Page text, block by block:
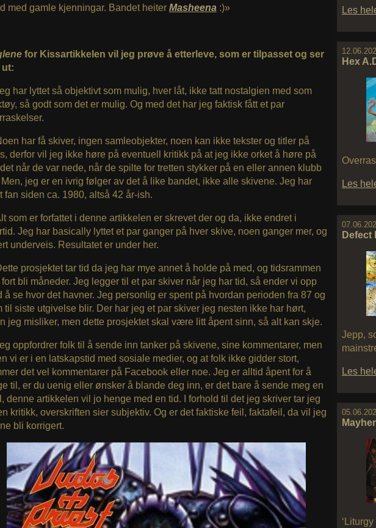
Les
Hex
Les
Defect
Jepp,
Les
med gamle kjenningar. Bandet heiter Masheena :)»
for Kissartikkelen vil jeg prøve å etterleve, som er tilpasset og ser
har lyttet så objektivt som mulig, hver låt, ikke tatt nostalgien med som
så godt som det er mulig. Og med det har jeg faktisk fått et par
har få skiver, ingen samleobjekter, noen kan ikke tekster og titler på
derfor vil jeg ikke høre på eventuell kritikk på at jeg ikke orket å høre på
når de var nede, når de spilte for tretten stykker på en eller annen klubb
jeg er en ivrig følger av det å like bandet, ikke alle skivene. Jeg har
fan siden ca. 1980, altså 42 år-ish.
som er forfattet i denne artikkelen er skrevet der og da, ikke endret i
Jeg har basically lyttet et par ganger på hver skive, noen ganger mer, og
underveis. Resultatet er under her.
prosjektet tar tid da jeg har mye annet å holde på med, og tidsrammen
fort bli måneder. Jeg legger til et par skiver når jeg har tid, så ender vi opp
å se hvor det havner. Jeg personlig er spent på hvordan perioden fra 87 og
til siste utgivelse blir. Der har jeg et par skiver jeg nesten ikke har hørt,
jeg misliker, men dette prosjektet skal være litt åpent sinn, så alt kan skje.
oppfordrer folk til å sende inn tanker på skivene, sine kommentarer, men
vi er i en latskapstid med sosiale medier, og at folk ikke gidder stort,
det vel kommentarer på Facebook eller noe. Jeg er alltid åpent for å
til, er du uenig eller ønsker å blande deg inn, er det bare å sende meg en
denne artikkelen vil jo henge med en tid. I forhold til det jeg skriver tar jeg
kritikk, overskriften sier subjektiv. Og er det faktiske feil, faktafeil, da vil jeg
bli korrigert.